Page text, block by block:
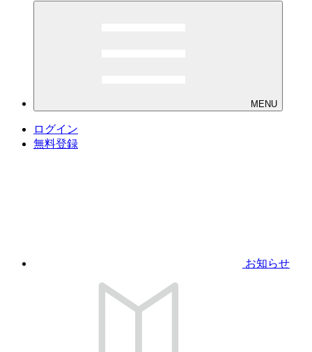
MENU
ログイン
無料登録
お知らせ